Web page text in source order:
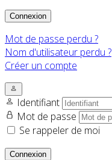
Connexion
Mot de passe perdu ?
Nom d'utilisateur perdu ?
Créer un compte
Identifiant
Mot de passe
Se rappeler de moi
Connexion